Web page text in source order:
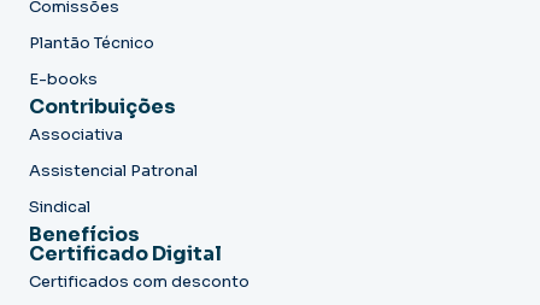
Comissões
Plantão Técnico
E-books
Contribuições
Associativa
Assistencial Patronal
Sindical
Benefícios
Certificado Digital
Certificados com desconto